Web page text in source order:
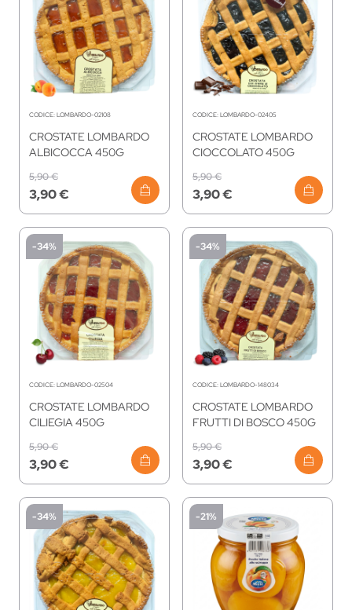
CODICE: LOMBARDO-02108
CROSTATE LOMBARDO
ALBICOCCA 450G
3,90 €
5,90 €
CODICE: LOMBARDO-02405
CROSTATE LOMBARDO
CIOCCOLATO 450G
3,90 €
5,90 €
-34%
CODICE: LOMBARDO-02504
CROSTATE LOMBARDO
CILIEGIA 450G
3,90 €
5,90 €
-34%
CODICE: LOMBARDO-148034
CROSTATE LOMBARDO
FRUTTI DI BOSCO 450G
3,90 €
5,90 €
-34% -21%